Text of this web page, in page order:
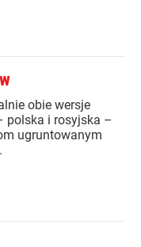
obie wersje
polska i rosyjska –
ugruntowanym